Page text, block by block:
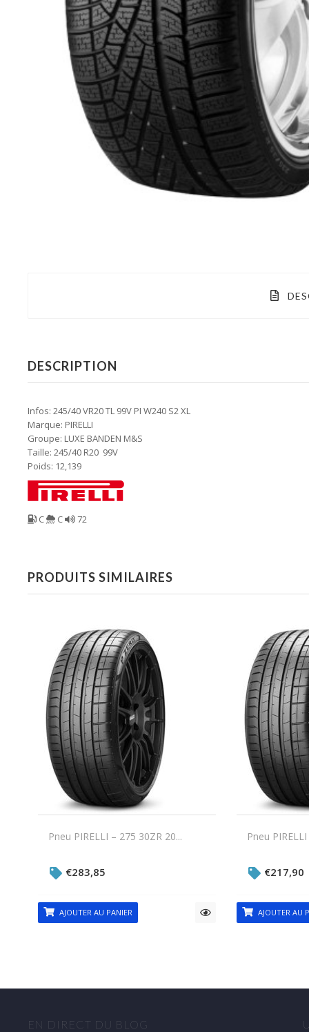
DESCRIPTION
Infos: 245/40 VR20 TL 99V PI W240 S2 XL
Marque: PIRELLI
Groupe: LUXE BANDEN M&S
Taille: 245/40 R20 99V
Poids: 12,139
C C 72
PRODUITS SIMILAIRES
Pneu PIRELLI – 275 30ZR 20...
€283,85
AJOUTER AU PANIER
Pneu
€217,90
AJOUTER AU
EN DIRECT DU BLOG